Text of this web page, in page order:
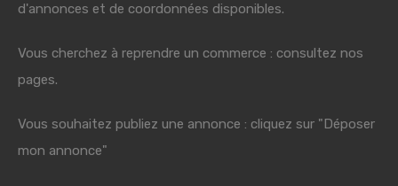
d'annonces et de coordonnées disponibles.
Vous cherchez à reprendre un commerce : consultez nos
pages.
Vous souhaitez publiez une annonce : cliquez sur "Déposer
mon annonce"